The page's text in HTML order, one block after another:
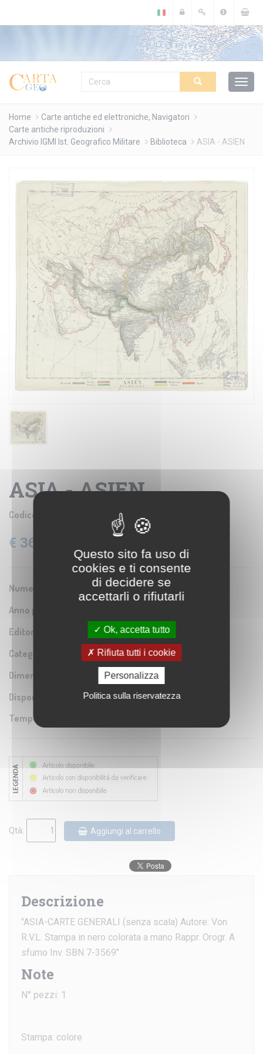
Home
Carte antiche ed elettroniche, Navigatori
Carte antiche riproduzioni
Archivio IGMI Ist. Geografico Militare
Biblioteca ASIA - ASIEN
ASIA - ASIEN
Codice prodotto: IGM B0020022
€ 36,60
Numero Serie:
Anno pubblicazione:
Editore/Produttore: Istituto Geografico Militare
Categoria: Riproduzione di carta antica
Dimensioni:
Disponibilità:
Tempo di spedizione:
Qtà: Aggiungi al carrello
Descrizione
"ASIA-CARTE GENERALI (senza scala) Autore: Von
R.V.L. Stampa in nero colorata a mano Rappr. Orogr. A
sfumo Inv. SBN 7-3569"
Note
N° pezzi: 1
Stampa: colore
Questo sito fa uso di
cookies e ti consente
di decidere se
accettarli o rifiutarli
Ok, accetta tutto
Rifiuta tutti i cookie
Personalizza
Politica sulla riservatezza